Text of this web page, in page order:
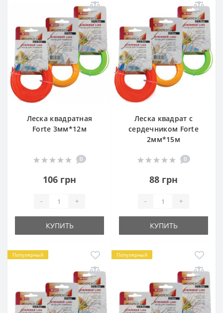
Леска квадратная
Forte 3мм*12м
0
106 грн
- +
КУПИТЬ
Леска квадрат с
сердечником Forte
2мм*15м
0
88 грн
- +
КУПИТЬ
Популярный Популярный